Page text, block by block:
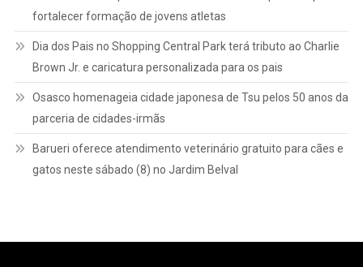
fortalecer formação de jovens atletas
Dia dos Pais no Shopping Central Park terá tributo ao Charlie
Brown Jr. e caricatura personalizada para os pais
Osasco homenageia cidade japonesa de Tsu pelos 50 anos da
parceria de cidades-irmãs
Barueri oferece atendimento veterinário gratuito para cães e
gatos neste sábado (8) no Jardim Belval